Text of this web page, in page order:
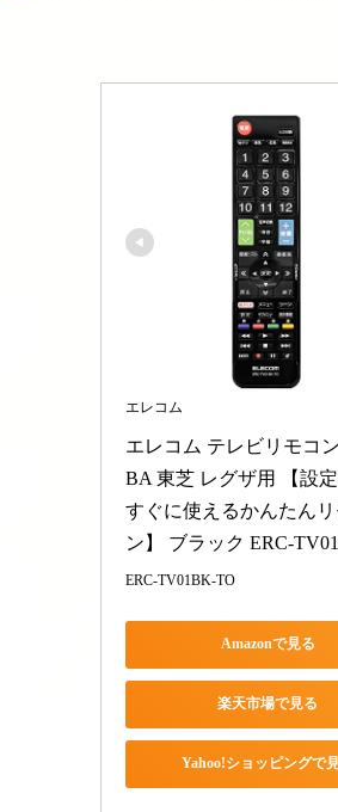
エレコム
エレコム テレビリモコ
BA 東芝 レグザ用 【設
すぐに使えるかんたんリ
ン】 ブラック ERC-
ERC-TV01BK-TO
Amazonで見る
楽天市場で見る
Yahoo!ショッピングで